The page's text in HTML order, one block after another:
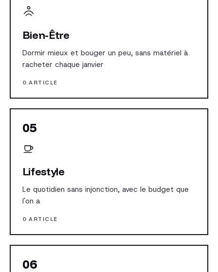
Bien-Être
Dormir mieux et bouger un peu, sans matériel à
racheter chaque janvier
0 ARTICLE
05
Lifestyle
Le quotidien sans injonction, avec le budget que
l'on a
0 ARTICLE
06